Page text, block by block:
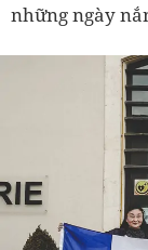
những ngày